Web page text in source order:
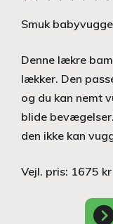
Smuk babyvugge
Denne lækre
lækker. Den
og du kan nemt
blide
den ikke kan
Vejl. pris: 1675 kr